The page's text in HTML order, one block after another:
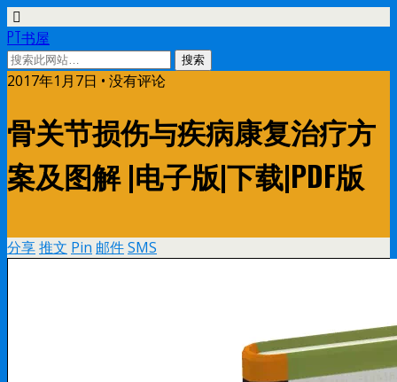
PT书屋
2017年1月7日 • 没有评论
骨关节损伤与疾病康复治疗方
案及图解 |电子版|下载|PDF版
分享推文 Pin 邮件SMS